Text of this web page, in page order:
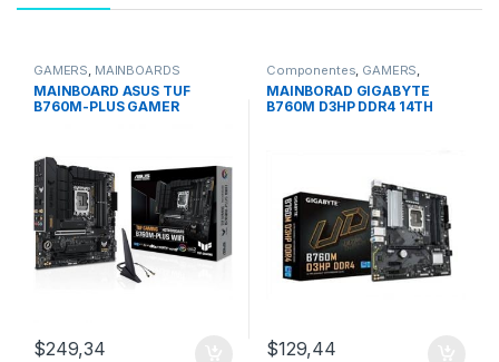
GAMERS, MAINBOARDS
MAINBOARD ASUS TUF
B760M-PLUS GAMER
$249,34
Componentes, GAMERS,
MAINBOARDS
MAINBORAD GIGABYTE
B760M D3HP DDR4 14TH
$129,44